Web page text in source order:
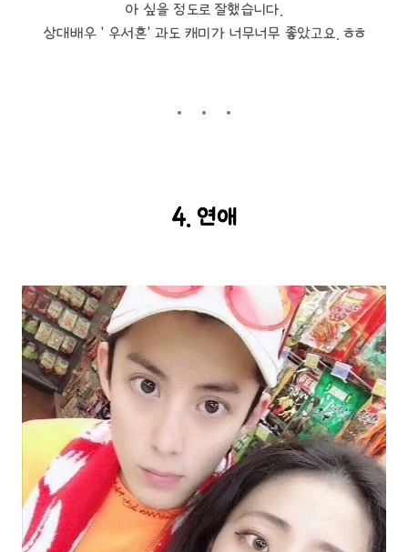
아 싶을 정도로 잘했습니다.
상대배우 ’ 우서흔‘ 과도 캐미가 너무너무 좋았고요. ㅎㅎ
4. 연애